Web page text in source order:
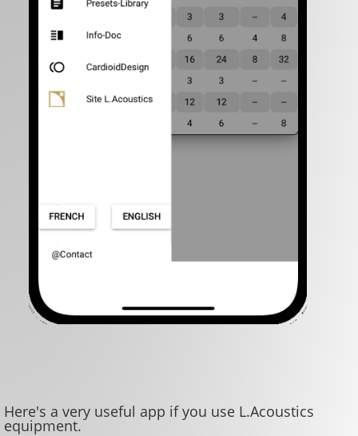
Here's a very useful app if you use L.Acoustics
equipment.